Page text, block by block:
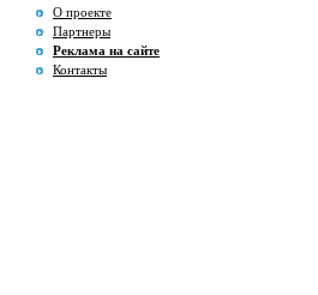
О проекте
Партнеры
Реклама на сайте
Контакты